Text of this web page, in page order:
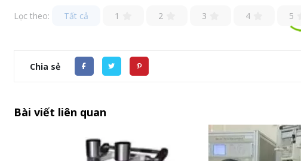
Lọc theo: Tất cả 1 2 3 4 5
Chia sẻ
Bài viết liên quan